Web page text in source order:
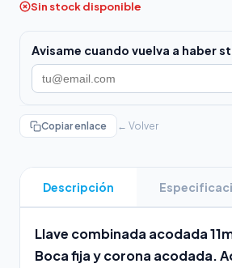
Sin stock disponible
Avisame cuando vuelva a haber
Copiar enlace ← Volver
Descripción
Llave combinada acodada
Boca fija y corona acodada.